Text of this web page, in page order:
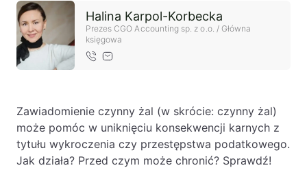
KANCELARIA PRAWNA ŁÓDŹ
Halina Karpol-Korbecka
Prezes CGO Accounting sp. z o.o. / Główna
księgowa
Zawiadomienie czynny żal (w skrócie: czynny żal)
może pomóc w uniknięciu konsekwencji karnych z
tytułu wykroczenia czy przestępstwa podatkowego.
Jak działa? Przed czym może chronić? Sprawdź!